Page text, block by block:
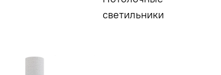
светильники